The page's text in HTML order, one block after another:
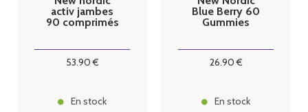
activ jambes
90 comprimés
53.90€
En stock
Blue Berry 60
Gummies
26.90€
En stock